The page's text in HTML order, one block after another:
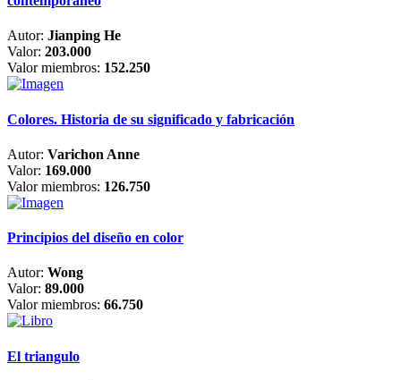
Autor: Jianping He
Valor: 203.000
Valor miembros: 152.250
Colores. Historia de su significado y fabricación
Autor: Varichon Anne
Valor: 169.000
Valor miembros: 126.750
Principios del diseño en color
Autor: Wong
Valor: 89.000
Valor miembros: 66.750
El triangulo